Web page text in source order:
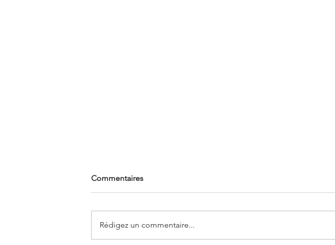
Commentaires
Rédigez un commentaire...